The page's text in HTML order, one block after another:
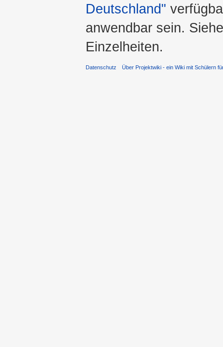
Deutschland"
anwendbar sein.
Einzelheiten.
Datenschutz Über Projektwiki - ein Wiki mit Schülern